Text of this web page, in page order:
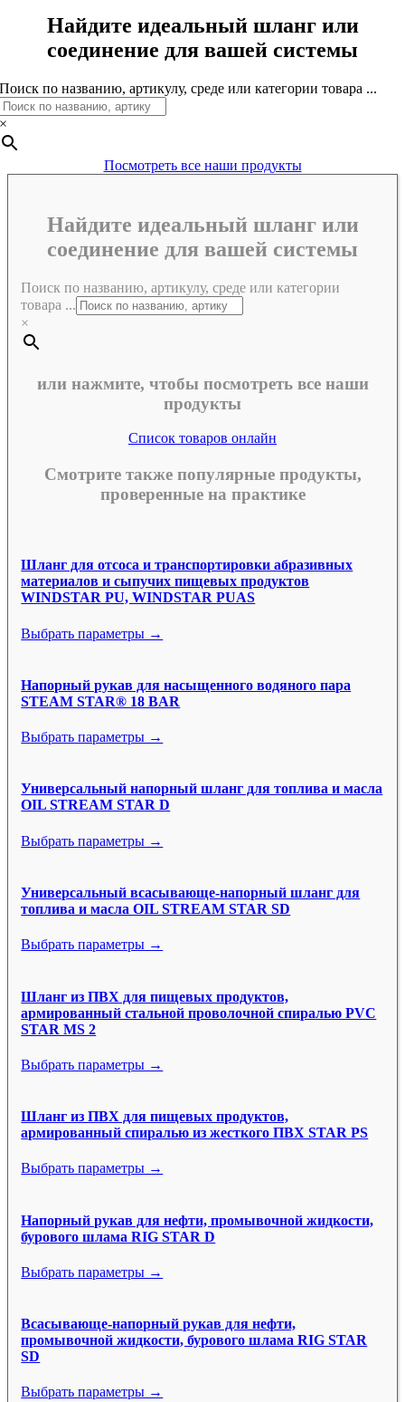
Найдите идеальный шланг или
соединение для вашей системы
Поиск по названию, артикулу, среде или категории товара ...
×
Посмотреть все наши продукты
Найдите идеальный шланг или
соединение для вашей системы
Поиск по названию, артикулу, среде или категории
товара ...
×
или нажмите, чтобы посмотреть все наши
продукты
Список товаров онлайн
Смотрите также популярные продукты,
проверенные на практике
Шланг для отсоса и транспортировки абразивных
материалов и сыпучих пищевых продуктов
WINDSTAR PU, WINDSTAR PUAS
Выбрать параметры →
Напорный рукав для насыщенного водяного пара
STEAM STAR® 18 BAR
Выбрать параметры →
Универсальный напорный шланг для топлива и масла
OIL STREAM STAR D
Выбрать параметры →
Универсальный всасывающе-напорный шланг для
топлива и масла OIL STREAM STAR SD
Выбрать параметры →
Шланг из ПВХ для пищевых продуктов,
армированный стальной проволочной спиралью PVC
STAR MS 2
Выбрать параметры →
Шланг из ПВХ для пищевых продуктов,
армированный спиралью из жесткого ПВХ STAR PS
Выбрать параметры →
Напорный рукав для нефти, промывочной жидкости,
бурового шлама RIG STAR D
Выбрать параметры →
Всасывающе-напорный рукав для нефти,
промывочной жидкости, бурового шлама RIG STAR
SD
Выбрать параметры →